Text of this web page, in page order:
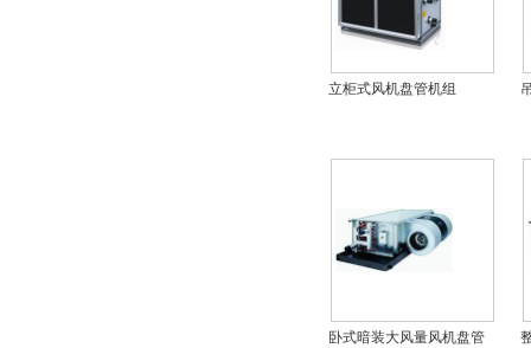
立柜式风机盘管机组
卧式暗装大风量风机盘管